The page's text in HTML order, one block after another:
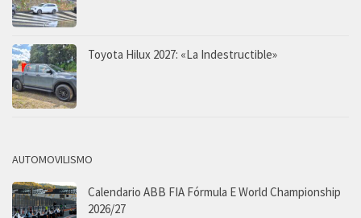
Toyota Hilux 2027: «La Indestructible»
AUTOMOVILISMO
Calendario ABB FIA Fórmula E World Championship
2026/27